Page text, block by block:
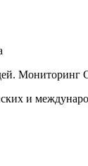
Мониторинг
и